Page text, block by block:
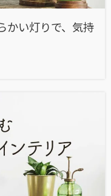
かい灯りで、気持